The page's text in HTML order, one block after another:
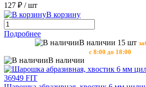
127 ₽ / шт
В корзину
Подробнее
В наличии 15 шт
с 8:00 до 18:00
В наличии